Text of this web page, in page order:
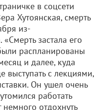
в соцсети
Хутоянская, смерть
из-
застала его
распланированы
и далее, куда
выступать с лекциями,
Он ушел очень
работать
отдохнуть